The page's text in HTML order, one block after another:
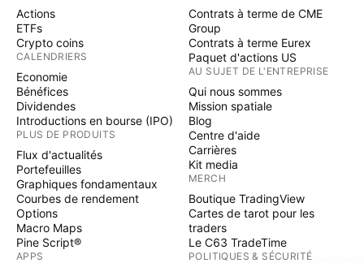
Actions
ETFs
Crypto coins
CALENDRIERS
Economie
Bénéfices
Dividendes
Introductions en bourse (IPO)
PLUS DE PRODUITS
Flux d'actualités
Portefeuilles
Graphiques fondamentaux
Courbes de rendement
Options
Macro Maps
Pine Script®
APPS
Contrats à terme de CME
Group
Contrats à terme Eurex
Paquet d'actions US
AU SUJET DE L'ENTREPRISE
Qui nous sommes
Mission spatiale
Blog
Centre d'aide
Carrières
Kit media
MERCH
Boutique TradingView
Cartes de tarot pour les
traders
Le C63 TradeTime
POLITIQUES & SÉCURITÉ